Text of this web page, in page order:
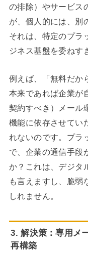
の排除）やサービス
が、個人的には、別
それは、特定のプラ
ジネス基盤を委ねす
例えば、「無料だか
本来であれば企業が
契約すべき）メール
機能に依存させてい
れないのです。プラ
で、企業の通信手段
か？これは、デジタ
も言えますし、脆弱
しれません。
3. 解決策：専用メ
再構築